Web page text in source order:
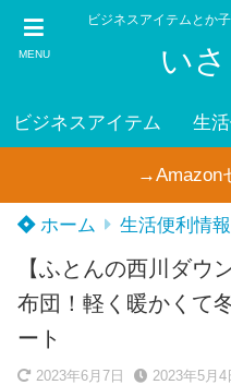
MENU
ビジネスアイテムとか
い
ビジネスアイテム 生
→Amazon
ホーム 生活便利情報
【ふとんの西川ダウ
布団！軽く暖かくて
ート
2023年6月7日 2023年5月4